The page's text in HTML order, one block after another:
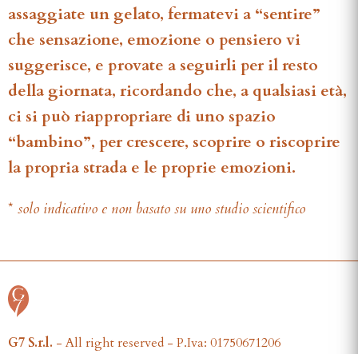
assaggiate un gelato, fermatevi a “sentire”
che sensazione, emozione o pensiero vi
suggerisce, e provate a seguirli per il resto
della giornata, ricordando che, a qualsiasi età,
ci si può riappropriare di uno spazio
“bambino”, per crescere, scoprire o riscoprire
la propria strada e le proprie emozioni.
* solo indicativo e non basato su uno studio scientifico
G7 S.r.l. - All right reserved - P.Iva: 01750671206